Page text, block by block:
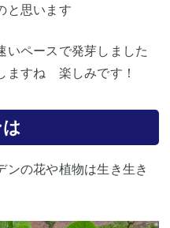
と思います
いペースで発芽しました
ますね 楽しみです！
ンの花や植物は生き生き